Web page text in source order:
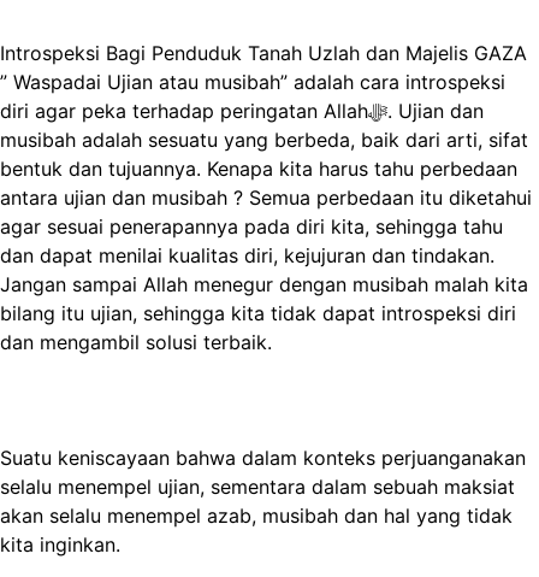
Introspeksi Bagi Penduduk Tanah Uzlah dan Majelis GAZA
” Waspadai Ujian atau musibah” adalah cara introspeksi
diri agar peka terhadap peringatan Allahﷻ. Ujian dan
musibah adalah sesuatu yang berbeda, baik dari arti, sifat
bentuk dan tujuannya. Kenapa kita harus tahu perbedaan
antara ujian dan musibah ? Semua perbedaan itu diketahui
agar sesuai penerapannya pada diri kita, sehingga tahu
dan dapat menilai kualitas diri, kejujuran dan tindakan.
Jangan sampai Allah menegur dengan musibah malah kita
bilang itu ujian, sehingga kita tidak dapat introspeksi diri
dan mengambil solusi terbaik.
Suatu keniscayaan bahwa dalam konteks perjuanganakan
selalu menempel ujian, sementara dalam sebuah maksiat
akan selalu menempel azab, musibah dan hal yang tidak
kita inginkan.